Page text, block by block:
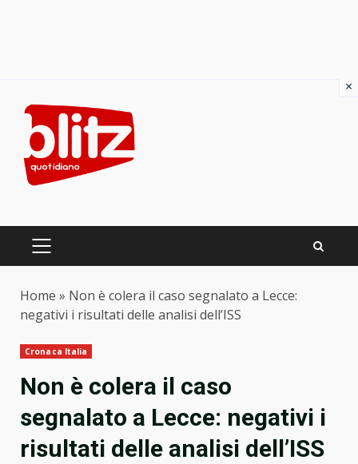
content
PRIMARY
Home » Non è colera il caso segnalato a Lecce:
negativi i risultati delle analisi dell’ISS
Cronaca Italia
Non è colera il caso
segnalato a Lecce: negativi i
risultati delle analisi dell’ISS
×